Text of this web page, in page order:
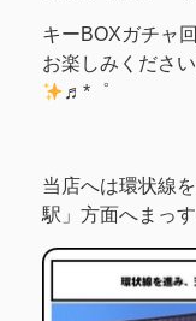
キーBOXガチャ
お楽しみくださ
♬*゜
当店へは環状線
駅」方面へまっ